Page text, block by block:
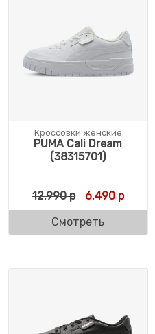
Кроссовки женские
PUMA Cali Dream
(38315701)
12.990р 6.490р
Смотреть